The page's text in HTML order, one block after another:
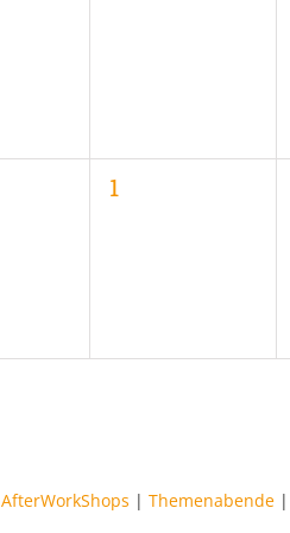
0
1
AfterWorkShops | Themenabende |